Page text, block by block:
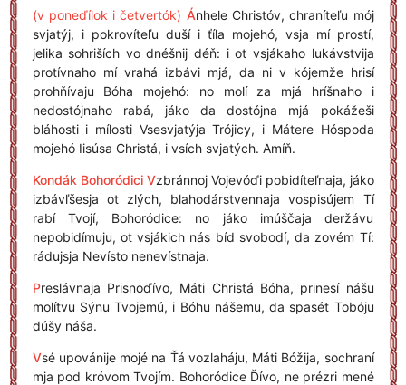
(v poneďílok i četvertók) Ánhele Christóv, chraníteľu mój
svjatýj, i pokrovíteľu duší i ťíla mojehó, vsja mí prostí,
jelika sohriších vo dnéšnij déň: i ot vsjákaho lukávstvija
protívnaho mí vrahá izbávi mjá, da ni v kójemže hrisí
prohňívaju Bóha mojehó: no molí za mjá hríšnaho i
nedostójnaho rabá, jáko da dostójna mjá pokážeši
bláhosti i mílosti Vsesvjatýja Trójicy, i Mátere Hóspoda
mojehó Iisúsa Christá, i vsích svjatých. Amíň.
Kondák Bohoródici Vzbránnoj Vojevóďi pobidíteľnaja, jáko
izbávľšesja ot zlých, blahodárstvennaja vospisújem Tí
rabí Tvojí, Bohoródice: no jáko imúščaja deržávu
nepobidímuju, ot vsjákich nás bíd svobodí, da zovém Tí:
rádujsja Nevísto nenevístnaja.
Preslávnaja Prisnoďívo, Máti Christá Bóha, prinesí nášu
molítvu Sýnu Tvojemú, i Bóhu nášemu, da spasét Tobóju
dúšy náša.
Vsé upovánije mojé na Ťá vozlaháju, Máti Bóžija, sochraní
mja pod króvom Tvojím. Bohoródice Ďívo, ne prézri mené